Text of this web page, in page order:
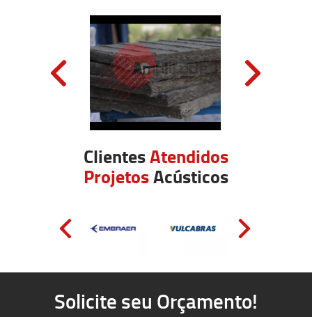
ClientesAtendidos
ProjetosAcústicos
Solicite seu Orçamento!